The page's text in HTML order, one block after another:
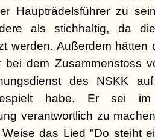
Haupträdelsführer zu
als stichhaltig, da
werden. Außerdem hätten
dem Zusammenstoss
des NSKK
habe. Er sei im
verantwortlich zu
das Lied "Do steiht